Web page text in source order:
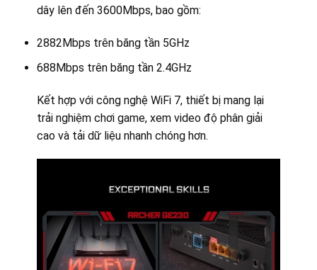
dây lên đến 3600Mbps, bao gồm:
2882Mbps trên băng tần 5GHz
688Mbps trên băng tần 2.4GHz
Kết hợp với công nghệ WiFi 7, thiết bị mang lại
trải nghiệm chơi game, xem video độ phân giải
cao và tải dữ liệu nhanh chóng hơn.